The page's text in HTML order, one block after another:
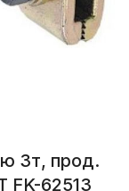
3т, прод.
FK-62513